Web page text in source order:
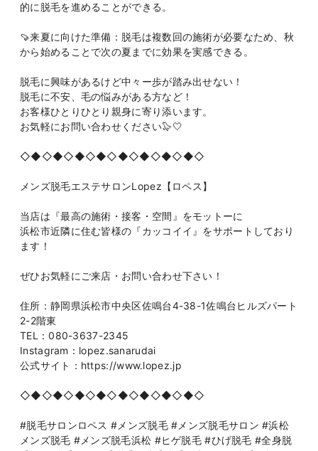
的に脱毛を進めることができる。
🍠来夏に向けた準備：脱毛は複数回の施術が必要なため、秋
から始めることで次の夏までに効果を実感できる。
脱毛に興味があるけど中々ー歩が踏み出せない！
脱毛に不安、毛の悩みがある方など！
お客様ひとりひとり親身に寄り添います。
お気軽にお問い合わせください🦭🤍
◇◆◇◆◇◆◇◆◇◆◇◆◇◆◇◆◇
メンズ脱毛エステサロンLopez【ロペス】
当店は『最高の施術・接客・空間』をモットーに
浜松市近隣に住む皆様の『カッコイイ』をサポートしており
ます！
ぜひお気軽にご来店・お問い合わせ下さい！
住所：静岡県浜松市中央区佐鳴台4-38-1佐鳴台ヒルズパート
2-2階東
TEL：080-3637-2345
Instagram：lopez.sanarudai
公式サイト：https://www.lopez.jp
◇◆◇◆◇◆◇◆◇◆◇◆◇◆◇◆◇
#脱毛サロンロペス #メンズ脱毛 #メンズ脱毛サロン #浜松
メンズ脱毛 #メンズ脱毛浜松 #ヒゲ脱毛 #ひげ脱毛 #全身脱